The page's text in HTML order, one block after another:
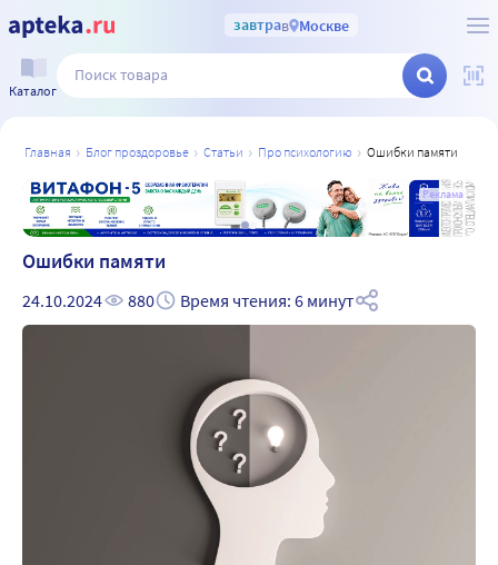
завтрав Москве
Каталог
главная блог проздоровье статьи про психологию ошибки памяти
Реклама
Ошибки памяти
24.10.2024 880 Время чтения: 6 минут